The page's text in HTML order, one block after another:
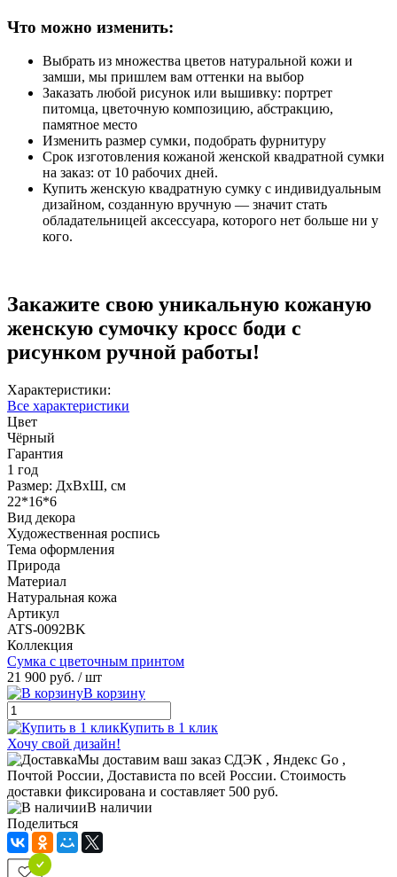
Что можно изменить:
Выбрать из множества цветов натуральной кожи и
замши, мы пришлем вам оттенки на выбор
Заказать любой рисунок или вышивку: портрет
питомца, цветочную композицию, абстракцию,
памятное место
Изменить размер сумки, подобрать фурнитуру
Срок изготовления кожаной женской квадратной сумки
на заказ: от 10 рабочих дней.
Купить женскую квадратную сумку с индивидуальным
дизайном, созданную вручную — значит стать
обладательницей аксессуара, которого нет больше ни у
кого.
Закажите свою уникальную кожаную
женскую сумочку кросс боди с
рисунком ручной работы!
Характеристики:
Все характеристики
Цвет
Чёрный
Гарантия
1 год
Размер: ДхВхШ, см
22*16*6
Вид декора
Художественная роспись
Тема оформления
Природа
Материал
Натуральная кожа
Артикул
ATS-0092BK
Коллекция
Сумка с цветочным принтом
21 900 руб. / шт
В корзину
Купить в 1 клик
Хочу свой дизайн!
Мы доставим ваш заказ СДЭК , Яндекс Go ,
Почтой России, Достависта по всей России. Стоимость
доставки фиксирована и составляет 500 руб.
В наличии
Поделиться